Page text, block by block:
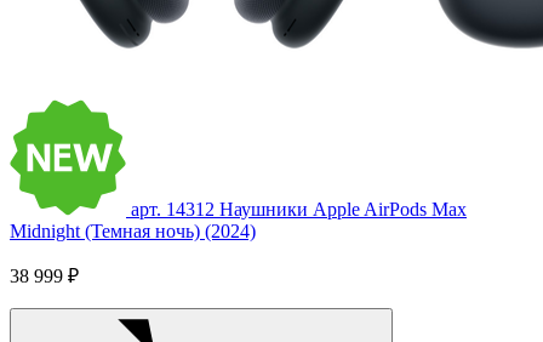
арт. 14312 Наушники Apple AirPods Max
Midnight (Темная ночь) (2024)
38 999 ₽